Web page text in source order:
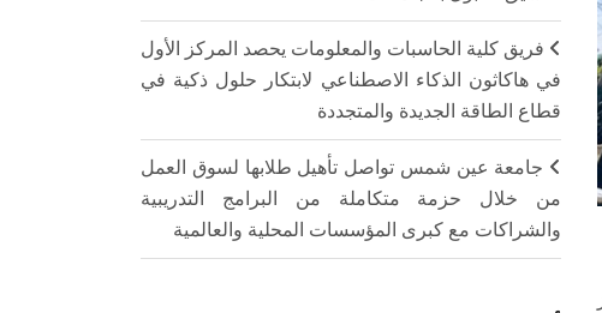
فريق كلية الحاسبات والمعلومات يحصد المركز الأول
في هاكاثون الذكاء الاصطناعي لابتكار حلول ذكية في
قطاع الطاقة الجديدة والمتجددة
جامعة عين شمس تواصل تأهيل طلابها لسوق العمل
من خلال حزمة متكاملة من البرامج التدريبية
والشراكات مع كبرى المؤسسات المحلية والعالمية